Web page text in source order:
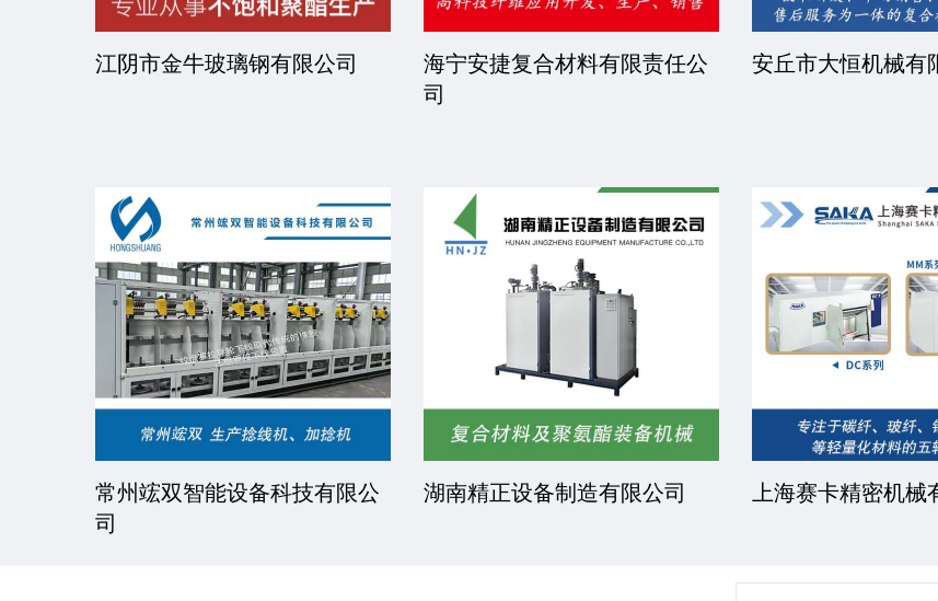
江阴市金牛玻璃钢有限公司
海宁安捷复合材料有限责任公
司
安丘市大恒机械有
常州竤双智能设备科技有限公
司
湖南精正设备制造有限公司 上海赛卡精密机械